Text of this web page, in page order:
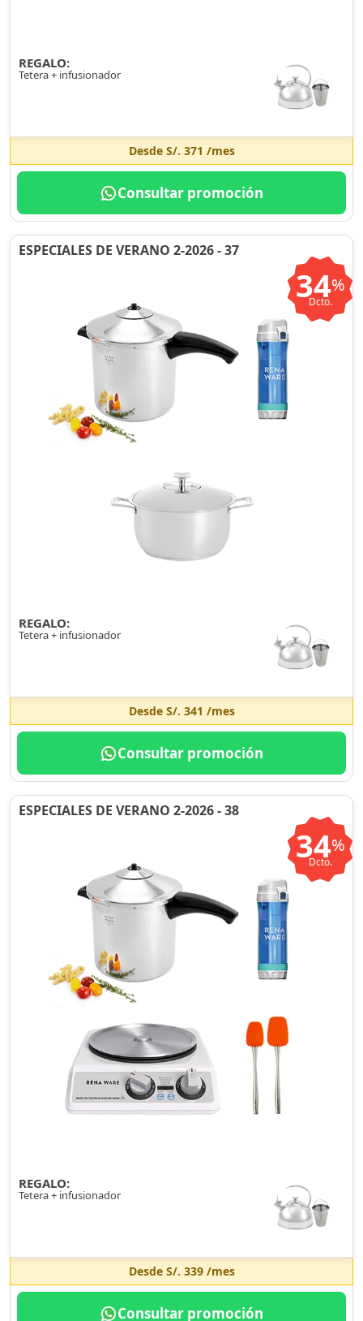
REGALO:
Tetera + infusionador
Desde S/. 371 /mes
Consultar promoción
ESPECIALES DE VERANO 2-2026 - 37
34%
Dcto.
REGALO:
Tetera + infusionador
Desde S/. 341 /mes
Consultar promoción
ESPECIALES DE VERANO 2-2026 - 38
34%
Dcto.
REGALO:
Tetera + infusionador
Desde S/. 339/mes
Consultar promoción